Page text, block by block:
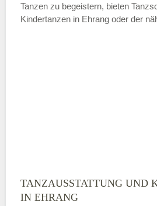
Tanzen zu begeistern, bieten
Kindertanzen in Ehrang oder der
TANZAUSSTATTUNG UND
IN EHRANG